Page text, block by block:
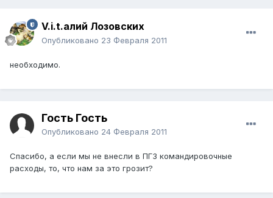
V.i.t.алий Лозовских
Опубликовано 23 Февраля 2011
необходимо.
Гость Гость
Опубликовано 24 Февраля 2011
Спасибо, а если мы не внесли в ПГЗ командировочные
расходы, то, что нам за это грозит?